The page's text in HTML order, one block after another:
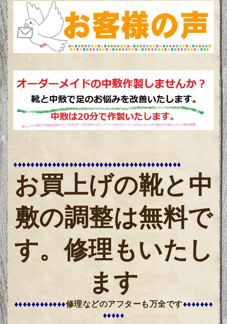
♦♦♦♦♦♦♦♦♦♦♦♦♦♦♦♦♦♦♦♦♦♦♦♦♦♦♦♦♦♦♦♦♦♦♦♦♦♦♦
お買上げの靴と中
敷の調整は無料で
す。修理もいたし
ます
♦♦♦♦♦♦♦♦♦♦♦♦修理などのアフターも万全です♦♦♦♦♦♦♦
♦♦♦♦♦